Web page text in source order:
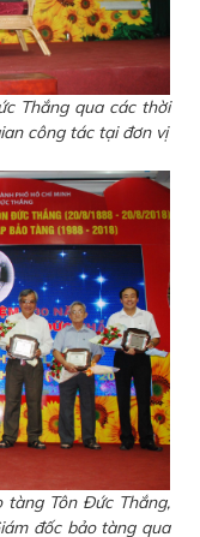
Thắng qua các thời
công tác tại đơn vị
tàng Tôn Đức Thắng,
đốc bảo tàng qua